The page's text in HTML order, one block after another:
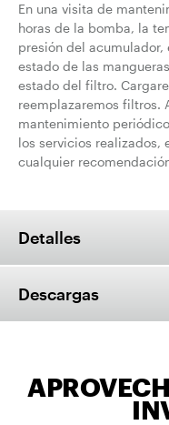
En una visita de
horas de la bomba, la
presión del
estado de las
estado del filtro.
reemplazaremos filtros.
mantenimiento
los servicios realizados,
cualquier
Detalles
Descargas